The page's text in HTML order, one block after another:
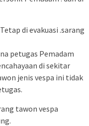
di evakuasi .sarang
petugas Pemadam
di sekitar
jenis vespa ini tidak
tawon vespa